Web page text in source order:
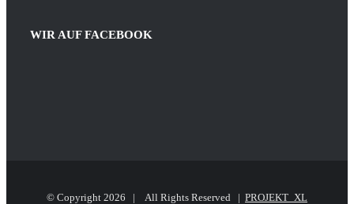
WIR AUF FACEBOOK
© Copyright 2026 | All Rights Reserved | PROJEKT_XL